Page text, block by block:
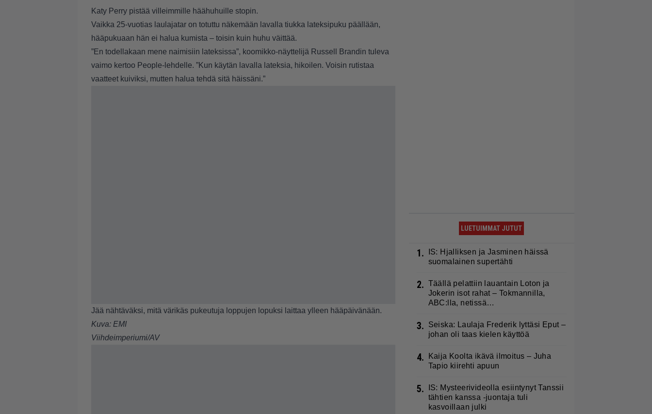
Katy Perry pistää villeimmille häähuhuille stopin.
Vaikka 25-vuotias laulajatar on totuttu näkemään lavalla tiukka lateksipuku päällään,
hääpukuaan hän ei halua kumista – toisin kuin huhu väittää.
”En todellakaan mene naimisiin lateksissa”, koomikko-näyttelijä Russell Brandin tuleva
vaimo kertoo People-lehdelle. ”Kun käytän lavalla lateksia, hikoilen. Voisin rutistaa
vaatteet kuiviksi, mutten halua tehdä sitä häissäni.”
Jää nähtäväksi, mitä värikäs pukeutuja loppujen lopuksi laittaa ylleen hääpäivänään.
Kuva: EMI
Viihdeimperiumi/AV
LUETUIMMAT JUTUT
1.
IS: Hjalliksen ja Jasminen häissä
suomalainen supertähti
2. Täällä pelattiin lauantain Loton ja
Jokerin isot rahat – Tokmannilla,
ABC:lla, netissä…
3.
Seiska: Laulaja Frederik lyttäsi Eput –
johan oli taas kielen käyttöä
4.
Kaija Koolta ikävä ilmoitus – Juha
Tapio kiirehti apuun
5.
IS: Mysteerivideolla esiintynyt Tanssii
tähtien kanssa -juontaja tuli
kasvoillaan julki